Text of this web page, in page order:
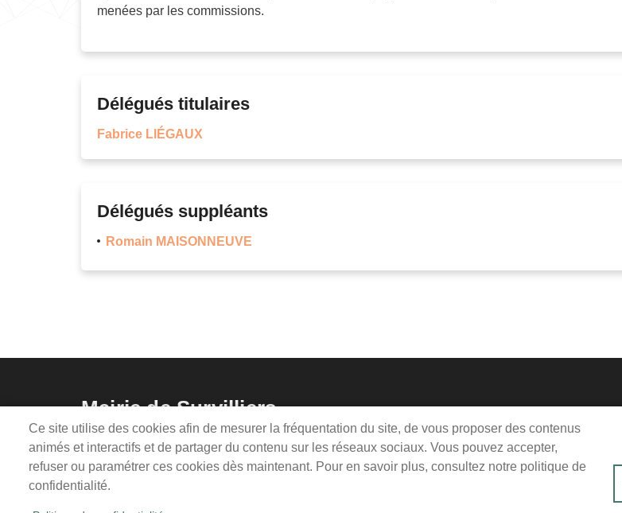
menées par les commissions.
Délégués titulaires
Fabrice LIÉGAUX
Délégués suppléants
Romain MAISONNEUVE
Ce site utilise des cookies afin de mesurer la fréquentation du site, de vous proposer des contenus
animés et interactifs et de partager du contenu sur les réseaux sociaux. Vous pouvez accepter,
refuser ou paramétrer ces cookies dès maintenant. Pour en savoir plus, consultez notre politique de
confidentialité.
Mairie de Survilliers
3 rue de la Liberté
95470 Survilliers
Tél. 01 34 68 26 00
lundi, mardi, jeudi, vendredi : 9h-12h / 14h-18h
mercredi, samedi : 9h-12h